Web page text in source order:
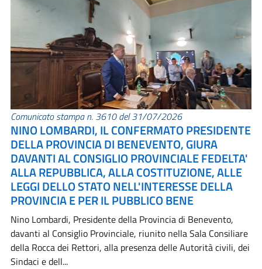
Comunicato stampa n. 3610 del 31/07/2026
NINO LOMBARDI, IL CONFERMATO PRESIDENTE
DELLA PROVINCIA DI BENEVENTO, GIURA
DAVANTI AL CONSIGLIO PROVINCIALE FEDELTA'
ALLA REPUBBLICA, ALLA COSTITUZIONE, ALLE
LEGGI DELLO STATO NELL'INTERESSE DELLA
PROVINCIA E PER IL PUBBLICO BENE
Nino Lombardi, Presidente della Provincia di Benevento,
davanti al Consiglio Provinciale, riunito nella Sala Consiliare
della Rocca dei Rettori, alla presenza delle Autorità civili, dei
Sindaci e dell...